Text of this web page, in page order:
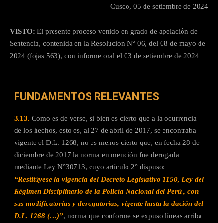
Cusco, 05 de setiembre de 2024
VISTO: El presente proceso venido en grado de apelación de
Sentencia, contenida en la Resolución N° 06, del 08 de mayo de
2024 (fojas 563), con informe oral el 03 de setiembre de 2024.
FUNDAMENTOS RELEVANTES
3.13. Como es de verse, si bien es cierto que a la ocurrencia
de los hechos, esto es, al 27 de abril de 2017, se encontraba
vigente el D.L. 1268, no es menos cierto que; en fecha 28 de
diciembre de 2017 la norma en mención fue derogada
mediante Ley N°30713, cuyo artículo 2° dispuso:
“Restitúyese la vigencia del Decreto Legislativo 1150, Ley del
Régimen Disciplinario de la Policía Nacional del Perú , con
sus modificatorias y derogatorias, vigente hasta la dación del
D.L. 1268 (…)”, norma que conforme se expuso líneas arriba